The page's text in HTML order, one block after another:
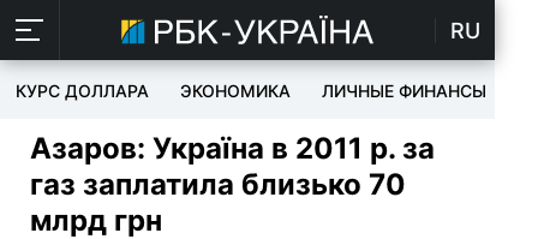
RU
КУРС ДОЛЛАРА ЭКОНОМИКА ЛИЧНЫЕ ФИНАНСЫ
Азаров: Україна в 2011 р. за
газ заплатила близько 70
млрд грн